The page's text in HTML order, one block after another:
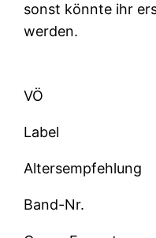
sonst könnte ihr
werden.
VÖ
Label
Altersempfehlung
Band-Nr.